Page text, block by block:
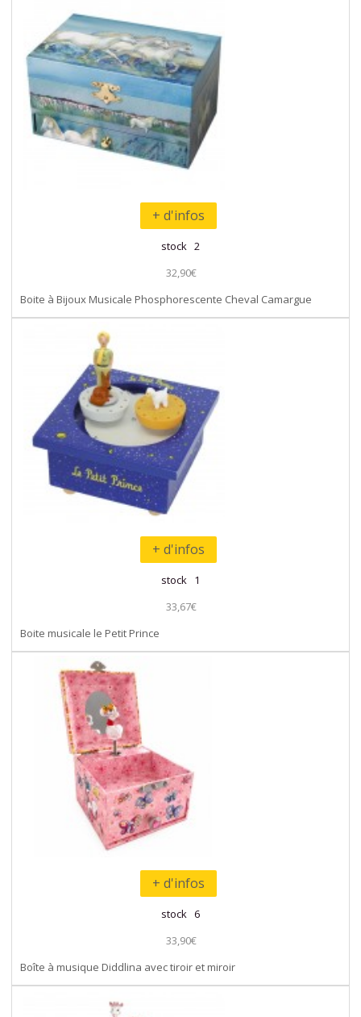
+ d'infos
stock 2
32,90€
Boite à Bijoux Musicale Phosphorescente Cheval Camargue
+ d'infos
stock 1
33,67€
Boite musicale le Petit Prince
+ d'infos
stock 6
33,90€
Boîte à musique Diddlina avec tiroir et miroir